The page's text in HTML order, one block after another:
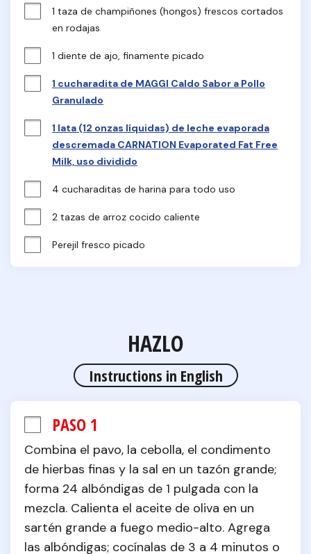
1 taza de champiñones (hongos) frescos cortados
en rodajas
1 diente de ajo, finamente picado
1 cucharadita de MAGGI Caldo Sabor a Pollo
Granulado
1 lata (12 onzas líquidas) de leche evaporada
descremada CARNATION Evaporated Fat Free
Milk, uso dividido
4 cucharaditas de harina para todo uso
2 tazas de arroz cocido caliente
Perejil fresco picado
HAZLO
Instructions in English
PASO 1
Combina el pavo, la cebolla, el condimento
de hierbas finas y la sal en un tazón grande;
forma 24 albóndigas de 1 pulgada con la
mezcla. Calienta el aceite de oliva en un
sartén grande a fuego medio-alto. Agrega
las albóndigas; cocínalas de 3 a 4 minutos o